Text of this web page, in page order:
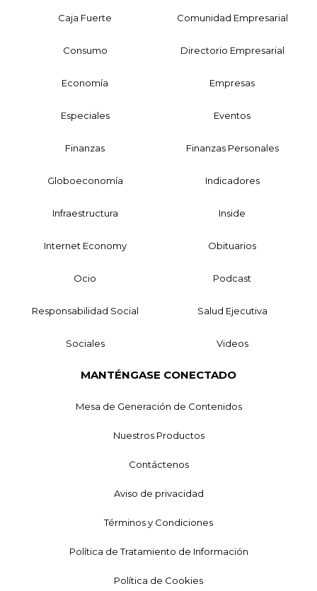
Caja Fuerte Comunidad Empresarial
Consumo Directorio Empresarial
Economía Empresas
Especiales Eventos
Finanzas Finanzas Personales
Globoeconomía Indicadores
Infraestructura Inside
Internet Economy Obituarios
Ocio Podcast
Responsabilidad Social Salud Ejecutiva
Sociales Videos
MANTÉNGASE CONECTADO
Mesa de Generación de Contenidos
Nuestros Productos
Contáctenos
Aviso de privacidad
Términos y Condiciones
Política de Tratamiento de Información
Política de Cookies